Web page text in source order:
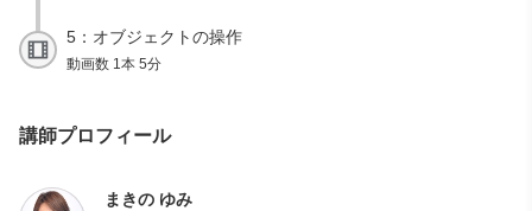
5：オブジェクトの操作
動画数 1本 5分
講師プロフィール
まきの ゆみ